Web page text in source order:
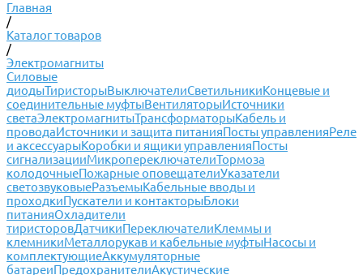
Главная
/
Каталог товаров
/
Электромагниты
Силовые
диодыТиристорыВыключателиСветильникиКонцевые и
соединительные муфтыВентиляторыИсточники
светаЭлектромагнитыТрансформаторыКабель и
проводаИсточники и защита питанияПосты управленияРеле
и аксессуарыКоробки и ящики управленияПосты
сигнализацииМикропереключателиТормоза
колодочныеПожарные оповещателиУказатели
светозвуковыеРазъемыКабельные вводы и
проходкиПускатели и контакторыБлоки
питанияОхладители
тиристоровДатчикиПереключателиКлеммы и
клемникиМеталлорукав и кабельные муфтыНасосы и
комплектующиеАккумуляторные
батареиПредохранителиАкустические